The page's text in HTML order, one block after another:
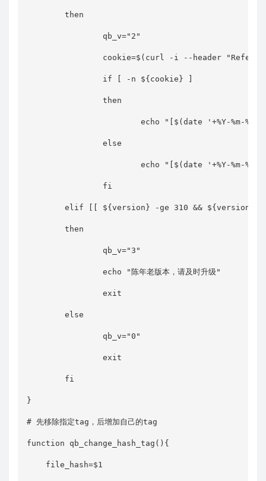
        then
                qb_v="2"
cookie=$(curl -i --header
                if [ -n ${cookie} ]
                then
echo "[$(date '+%Y-%m-%d
                else
echo "[$(date '+%Y-%m-%d
                fi
elif [[ ${version} -ge 310 && ${version}
        then
                qb_v="3"
                echo "陈年老版本，请及时升级"
                exit
        else
                qb_v="0"
                exit
        fi
}
# 先移除指定tag，后增加自己的tag
function qb_change_hash_tag(){
    file_hash=$1